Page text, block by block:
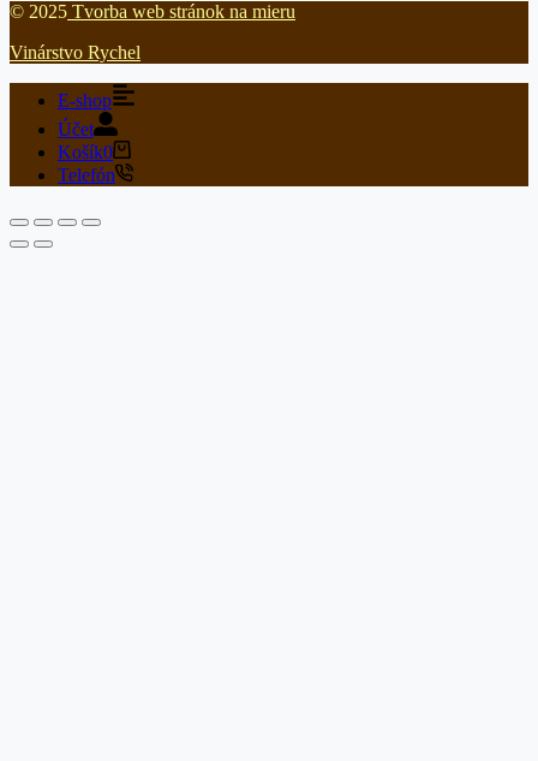
© 2025 Tvorba web stránok na mieru
Vinárstvo Rychel
E-shop
Účet
Košík0
Telefón